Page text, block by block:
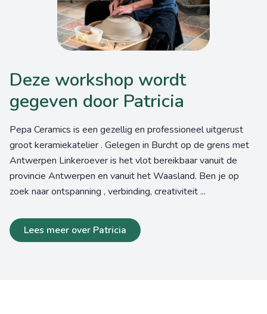
Deze workshop wordt
gegeven door Patricia
Pepa Ceramics is een gezellig en professioneel uitgerust
groot keramiekatelier . Gelegen in Burcht op de grens met
Antwerpen Linkeroever is het vlot bereikbaar vanuit de
provincie Antwerpen en vanuit het Waasland. Ben je op
zoek naar ontspanning , verbinding, creativiteit ...
Lees meer over Patricia